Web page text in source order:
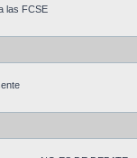
las FCSE